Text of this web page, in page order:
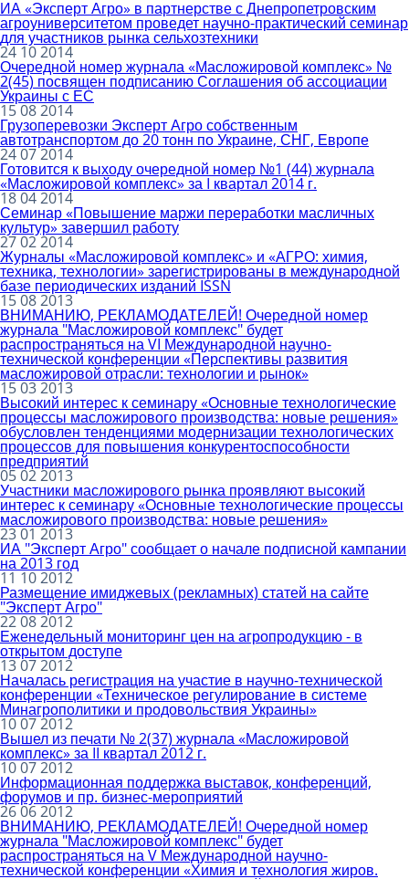
ИА «Эксперт Агро» в партнерстве с Днепропетровским
агроуниверситетом проведет научно-практический семинар
для участников рынка сельхозтехники
24 10 2014
Очередной номер журнала «Масложировой комплекс» №
2(45) посвящен подписанию Соглашения об ассоциации
Украины с ЕС
15 08 2014
Грузоперевозки Эксперт Агро собственным
автотранспортом до 20 тонн по Украине, СНГ, Европе
24 07 2014
Готовится к выходу очередной номер №1 (44) журнала
«Масложировой комплекс» за I квартал 2014 г.
18 04 2014
Семинар «Повышение маржи переработки масличных
культур» завершил работу
27 02 2014
Журналы «Масложировой комплекс» и «АГРО: химия,
техника, технологии» зарегистрированы в международной
базе периодических изданий ISSN
15 08 2013
ВНИМАНИЮ, РЕКЛАМОДАТЕЛЕЙ! Очередной номер
журнала "Масложировой комплекс" будет
распространяться на VI Международной научно-
технической конференции «Перспективы развития
масложировой отрасли: технологии и рынок»
15 03 2013
Высокий интерес к семинару «Основные технологические
процессы масложирового производства: новые решения»
обусловлен тенденциями модернизации технологических
процессов для повышения конкурентоспособности
предприятий
05 02 2013
Участники масложирового рынка проявляют высокий
интерес к семинару «Основные технологические процессы
масложирового производства: новые решения»
23 01 2013
ИА "Эксперт Агро" сообщает о начале подписной кампании
на 2013 год
11 10 2012
Размещение имиджевых (рекламных) статей на сайте
"Эксперт Агро"
22 08 2012
Еженедельный мониторинг цен на агропродукцию - в
открытом доступе
13 07 2012
Началась регистрация на участие в научно-технической
конференции «Техническое регулирование в системе
Минагрополитики и продовольствия Украины»
10 07 2012
Вышел из печати № 2(37) журнала «Масложировой
комплекс» за II квартал 2012 г.
10 07 2012
Информационная поддержка выставок, конференций,
форумов и пр. бизнес-мероприятий
26 06 2012
ВНИМАНИЮ, РЕКЛАМОДАТЕЛЕЙ! Очередной номер
журнала "Масложировой комплекс" будет
распространяться на V Международной научно-
технической конференции «Химия и технология жиров.